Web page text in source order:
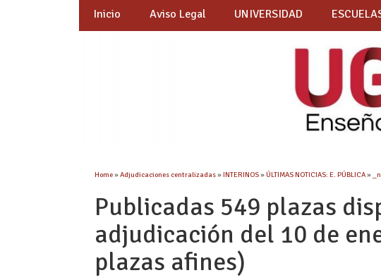
Inicio Aviso Legal UNIVERSIDAD
Home»Adjudicaciones centralizadas»INTERINOS»ÚLTIMAS NOTICIAS: E. PÚBLICA»
Publicadas 549 plazas
adjudicación del 10 de
plazas afines)